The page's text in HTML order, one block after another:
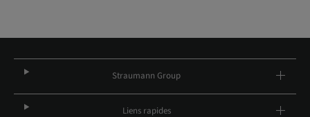
Straumann Group
Liens rapides